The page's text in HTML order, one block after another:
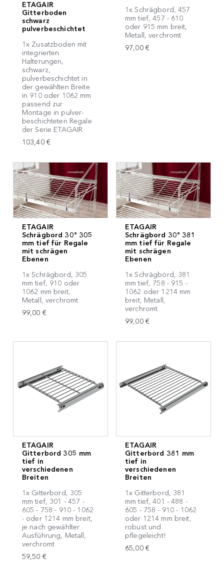
ETAGAIR
Gitterboden
schwarz
pulverbeschichtet
1x Zusatzboden mit
integrierten
Halterungen,
schwarz,
pulverbeschichtet in
der gewählten Breite
in 910 oder 1062 mm
passend zur
Montage in pulver-
beschichteten Regale
der Serie ETAGAIR
103,40 €
1x Schrägbord, 457
mm tief, 457 - 610
oder 915 mm breit,
Metall, verchromt
97,00 €
ETAGAIR
Schrägbord 30° 305
mm tief für Regale
mit schrägen
Ebenen
1x Schrägbord, 305
mm tief, 910 oder
1062 mm breit,
Metall, verchromt
99,00 €
ETAGAIR
Schrägbord 30° 381
mm tief für Regale
mit schrägen
Ebenen
1x Schrägbord, 381
mm tief, 758 - 915 -
1062 oder 1214 mm
breit, Metall,
verchromt
99,00 €
ETAGAIR
Gitterbord 305 mm
tief in
verschiedenen
Breiten
1x Gitterbord, 305
mm tief, 301 - 457 -
605 - 758 - 910 - 1062
- oder 1214 mm breit,
je nach gewählter
Ausführung, Metall,
verchromt
59,50 €
ETAGAIR
Gitterbord 381 mm
tief in
verschiedenen
Breiten
1x Gitterbord, 381
mm tief, 401 - 488 -
605 - 758 - 910 - 1062
oder 1214 mm breit,
robust und
pflegeleicht!
65,00 €